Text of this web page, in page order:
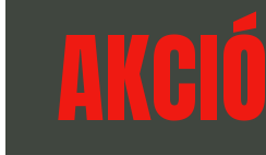
AKCIÓ